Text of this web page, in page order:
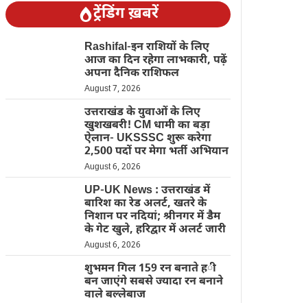
ट्रेंडिंग ख़बरें
Rashifal-इन राशियों के लिए
आज का दिन रहेगा लाभकारी, पढ़ें
अपना दैनिक राशिफल
August 7, 2026
उत्तराखंड के युवाओं के लिए
खुशखबरी! CM धामी का बड़ा
ऐलान- UKSSSC शुरू करेगा
2,500 पदों पर मेगा भर्ती अभियान
August 6, 2026
UP-UK News : उत्तराखंड में
बारिश का रेड अलर्ट, खतरे के
निशान पर नदियां; श्रीनगर में डैम
के गेट खुले, हरिद्वार में अलर्ट जारी
August 6, 2026
शुभमन गिल 159 रन बनाते ही
बन जाएंगे सबसे ज्यादा रन बनाने
वाले बल्लेबाज